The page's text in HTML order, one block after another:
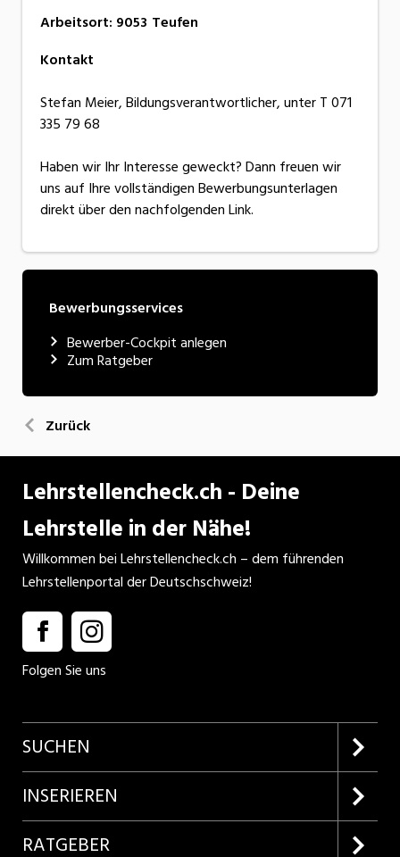
Arbeitsort: 9053 Teufen
Kontakt
Stefan Meier, Bildungsverantwortlicher, unter T 071
335 79 68
Haben wir Ihr Interesse geweckt? Dann freuen wir
uns auf Ihre vollständigen Bewerbungsunterlagen
direkt über den nachfolgenden Link.
Bewerbungsservices
Bewerber-Cockpit anlegen
Zum Ratgeber
Zurück
Lehrstellencheck.ch - Deine
Lehrstelle in der Nähe!
Willkommen bei Lehrstellencheck.ch – dem führenden
Lehrstellenportal der Deutschschweiz!
Folgen Sie uns
SUCHEN
Firmenprofile entdecken
Lehrstellen suchen
INSERIEREN
Kundenlogin
RATGEBER